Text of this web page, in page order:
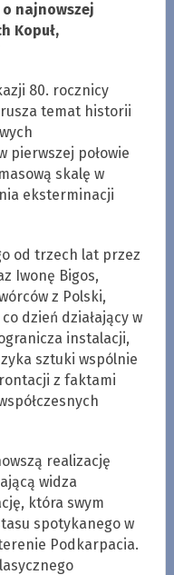
najnowszej
Kopuł,
80. rocznicy
temat historii
pierwszej połowie
skalę w
eksterminacji
od trzech lat przez
Iwonę Bigos,
z Polski,
dzień działający w
instalacji,
sztuki wspólnie
z faktami
realizację
widza
która swym
spotykanego w
Podkarpacia.